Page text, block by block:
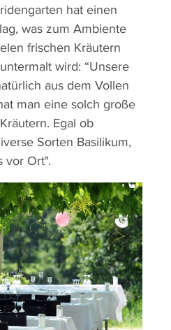
hat einen
was zum Ambiente
frischen Kräutern
wird: “Unsere
aus dem Vollen
man eine solch große
Egal ob
Sorten Basilikum,
vor Ort".